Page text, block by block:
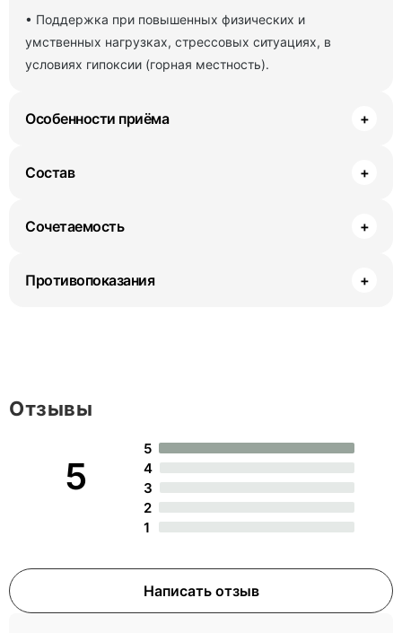
• Поддержка при повышенных физических и
умственных нагрузках, стрессовых ситуациях, в
условиях гипоксии (горная местность).
Особенности приёма +
Состав +
Сочетаемость +
Противопоказания +
5
5
4
3
2
1
Написать отзыв
Отзывы